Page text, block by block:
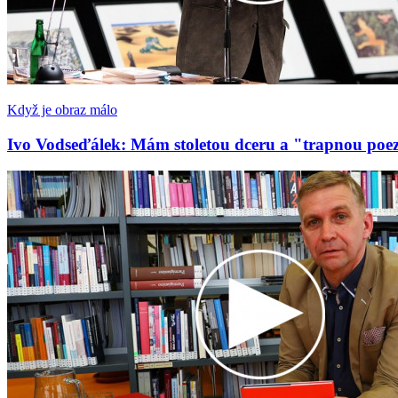
Když je obraz málo
Ivo Vodseďálek: Mám stoletou dceru a "trapnou